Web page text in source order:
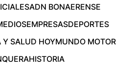
ADN BONAERENSE
EMPRESASDEPORTES
Y SALUD HOYMUNDO MOTOR
HISTORIA